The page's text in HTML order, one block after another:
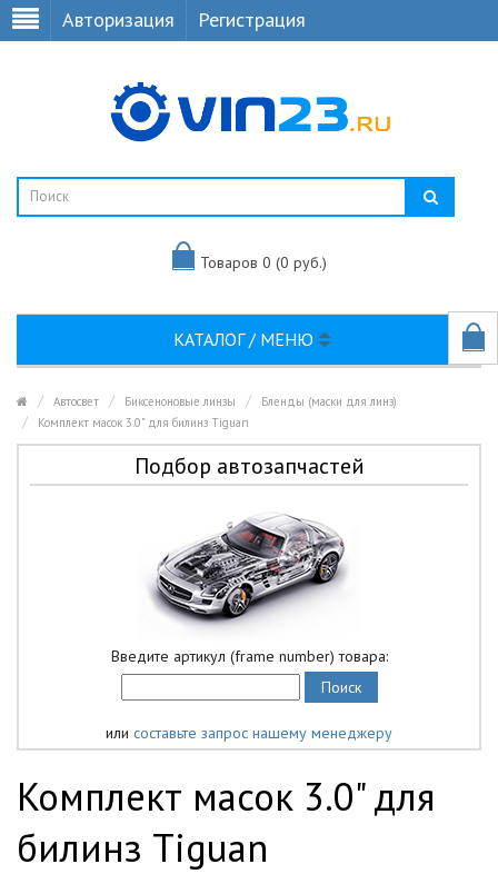
Авторизация Регистрация
Товаров 0 (0 руб.)
КАТАЛОГ / МЕНЮ
Автосвет Биксеноновые линзы
Бленды (маски для линз)
Комплект масок 3.0" для билинз Tiguan
Подбор автозапчастей
Введите артикул (frame number) товара:
или составьте запрос нашему менеджеру
Комплект масок 3.0" для
билинз Tiguan